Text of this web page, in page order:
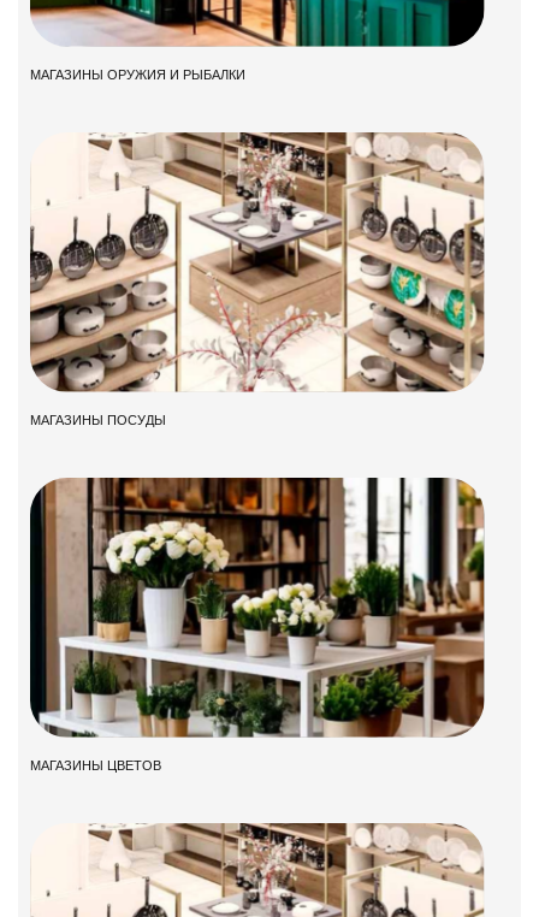
МАГАЗИНЫ ОРУЖИЯ И РЫБАЛКИ
МАГАЗИНЫ ПОСУДЫ
МАГАЗИНЫ ЦВЕТОВ